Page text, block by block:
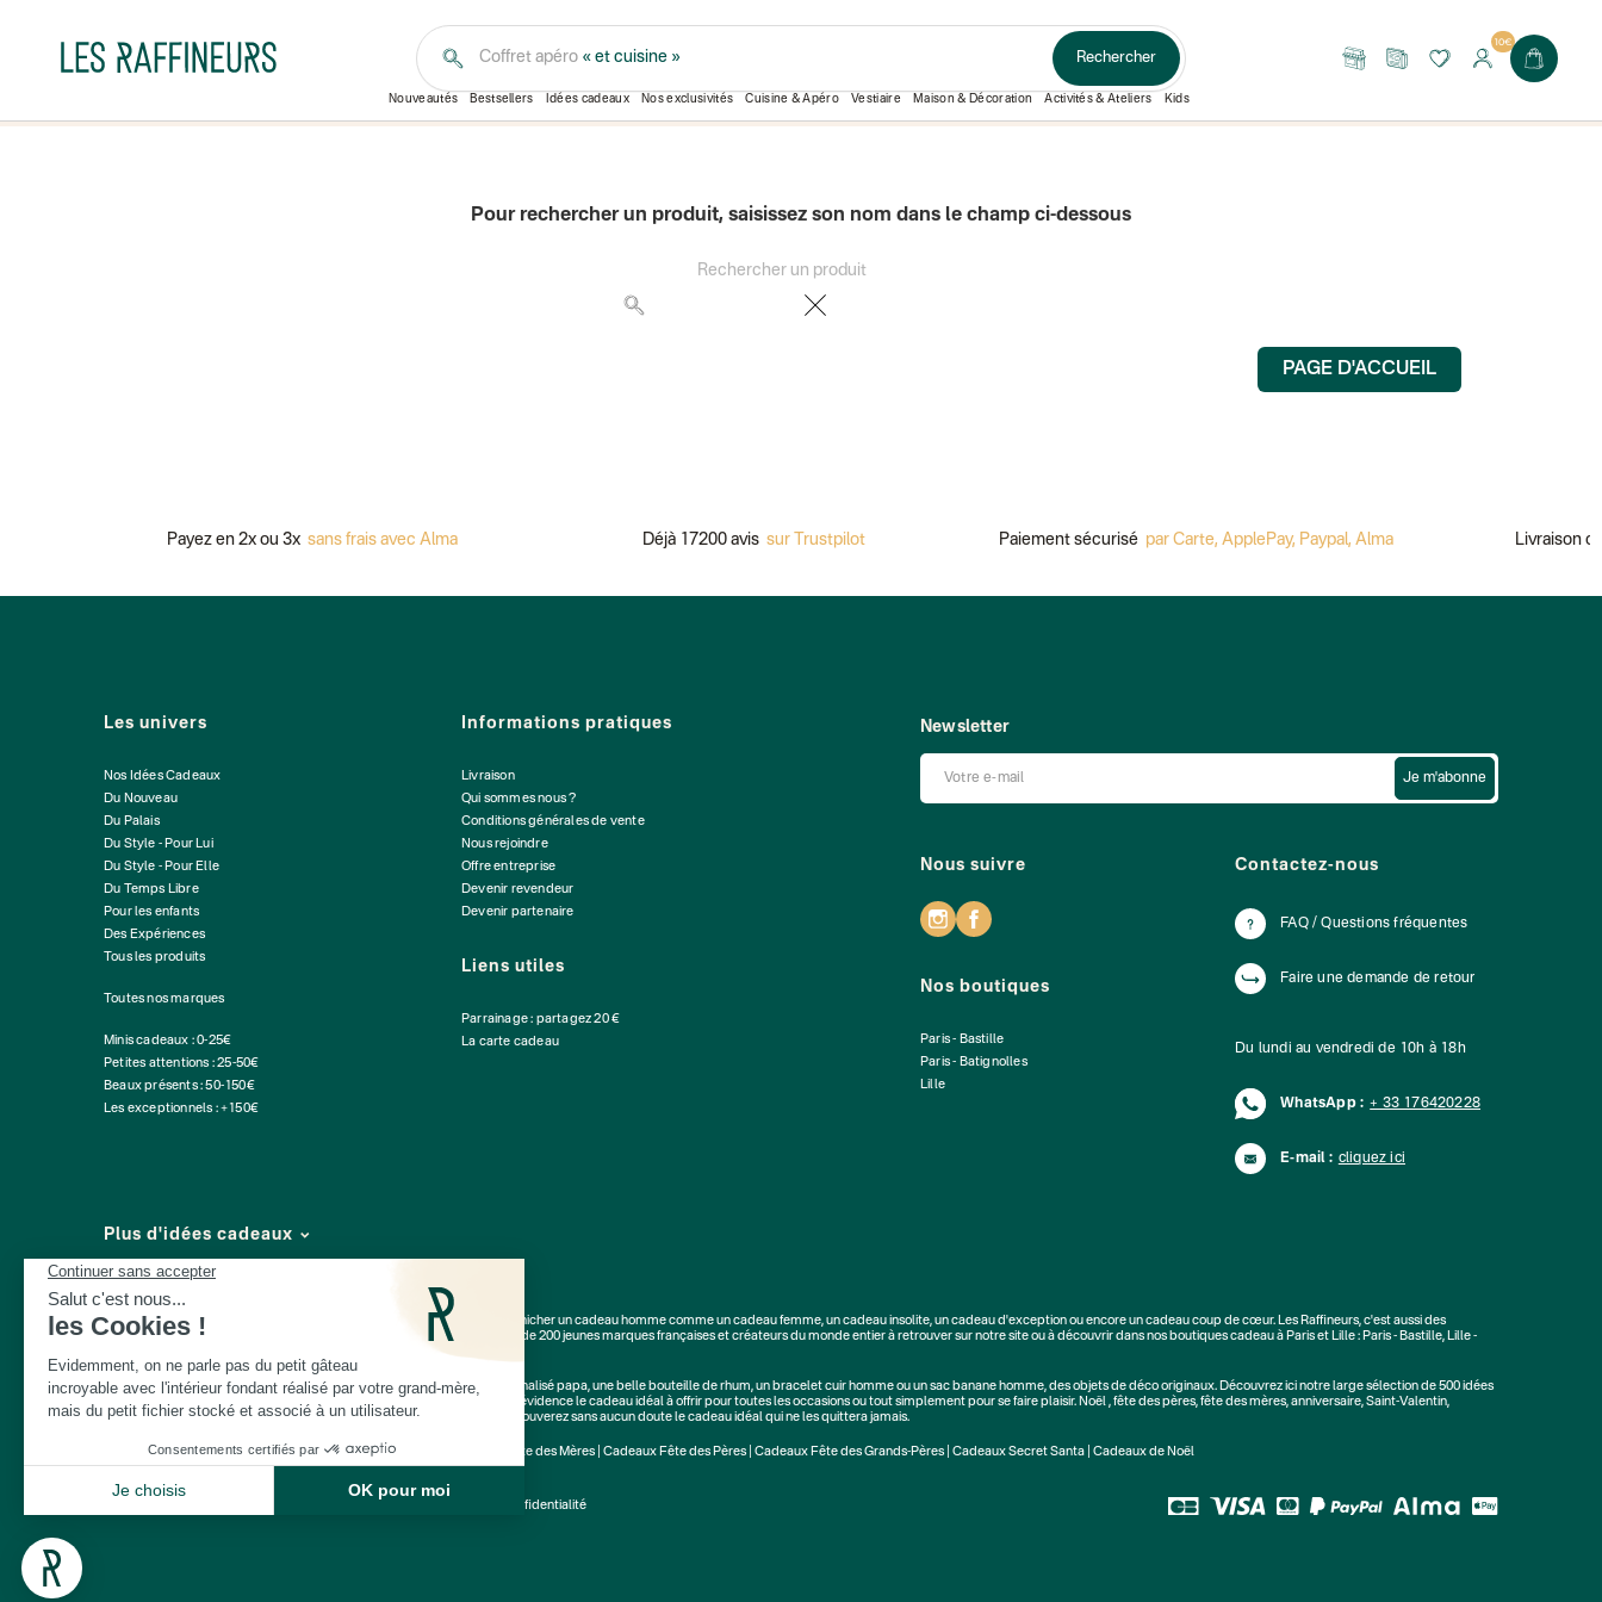
Coffret apéro « et cuisine » Rechercher
Nos
Le
10€
Nouveautés Bestsellers Idées cadeaux Nos exclusivités Cuisine & Apéro Vestiaire Maison & Décoration Activités & Ateliers Kids
Pour rechercher un produit, saisissez son nom dans le champ ci-dessous
PAGE D'ACCUEIL
Payez en 2x ou 3x sans frais avec Alma Déjà 17200 avis sur Trustpilot Paiement sécurisé par Carte, ApplePay, Paypal, Alma Livraison
Les univers
Nos Idées Cadeaux
Du Nouveau
Du Palais
Du Style - Pour Lui
Du Style - Pour Elle
Du Temps Libre
Pour les enfants
Des Expériences
Tous les produits
Toutes nos marques
Minis cadeaux : 0-25€
Petites attentions : 25-50€
Beaux présents : 50-150€
Les exceptionnels : +150€
Informations pratiques
Livraison
Qui sommes nous ?
Conditions générales de vente
Nous rejoindre
Offre entreprise
Devenir revendeur
Devenir partenaire
Liens utiles
Parrainage : partagez 20 €
La carte cadeau
Newsletter
Je m'abonne
Nous suivre
Nos boutiques
Paris - Bastille
Paris - Batignolles
Lille
Contactez-nous
FAQ / Questions fréquentes
Faire une demande de retour
Du lundi au vendredi de 10h à 18h
WhatsApp : + 33 176420228
E-mail : cliquez ici
Depuis 2014, Les Raffineurs proposent une sélection de produits pour dénicher uncadeau hommecomme uncadeau femme, uncadeau insolite, uncadeau d'exceptionou encore un cadeau coup de cœur. Les Raffineurs, c'est aussi des
expériences à vivre
ou à offrir à Paris, à Lyon et dans toute la France. Plus de200 jeunes marquesfrançaises et créateurs du monde entier à retrouver sur notre site ou à découvrir dans nos boutiques cadeau à Paris et Lille : Paris - Bastille, Lille -
Unecheminée de table, unpot en céramique intelligent, unt-shirt personnalisé papa, une belle bouteille de rhum, un bracelet cuir hommeou unsac banane homme, desobjets de déco originaux. Découvrez ici notre large sélection de500 idées
de cadeaux
choisies avec soin, parmi lesquelles vous trouverez de toute évidence le cadeau idéal à offrir pour toutes les occasions ou tout simplement pour se faire plaisir. Noël,fête des pères,fête des mères,anniversaire,Saint-Valentin,
pendaison de crémaillère, pot de départ : qu'ils aient 30 ou 60 ans, vous trouverez sans aucun doute le cadeau idéal qui ne les quittera jamais.
Cadeaux Saint-Valentin|Cadeaux Fête des Grands-Mères Cadeaux Fête des Mères Cadeaux Fête des Pères Cadeaux Fête des Grands-Pères Cadeaux Secret Santa Cadeaux de Noël
Plus d'idées cadeaux
Politique de confidentialité